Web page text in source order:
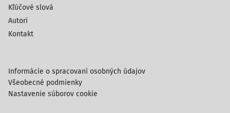
Kľúčové slová
Autori
Kontakt
Informácie o spracovaní osobných údajov
Všeobecné podmienky
Nastavenie súborov cookie